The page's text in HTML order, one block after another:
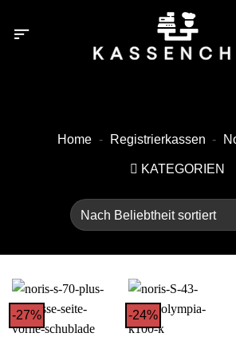
Inhalt
Home - Registrierkassen -
KATEGORIEN
-27% -24%